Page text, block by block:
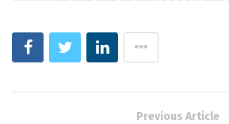
Previous Article